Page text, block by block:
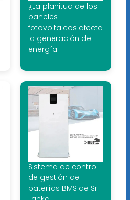
¿La planitud de los
paneles
fotovoltaicos afecta
la generación de
energía
Sistema de control
de gestión de
baterías BMS de Sri